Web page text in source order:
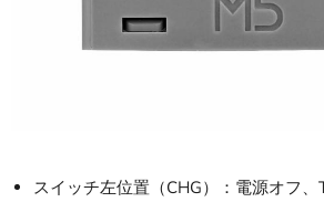
スイッチ左位置（CHG）：電源オフ、